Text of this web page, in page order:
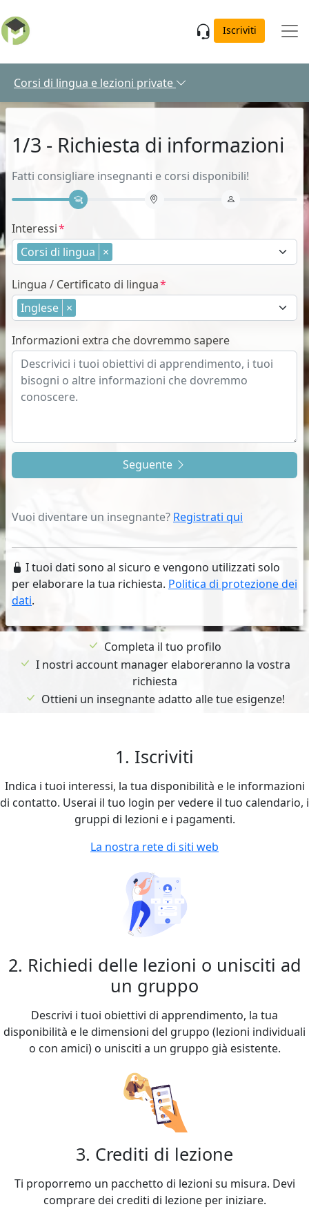
Iscriviti
Corsi di lingua e lezioni private
1/3 - Richiesta di informazioni
Fatti consigliare insegnanti e corsi disponibili!
Interessi
Corsi di lingua ×
Lingua / Certificato di lingua
Inglese ×
Informazioni extra che dovremmo sapere
Seguente
Vuoi diventare un insegnante? Registrati qui
I tuoi dati sono al sicuro e vengono utilizzati solo
per elaborare la tua richiesta. Politica di protezione dei
dati.
Completa il tuo profilo
I nostri account manager elaboreranno la vostra
richiesta
Ottieni un insegnante adatto alle tue esigenze!
1. Iscriviti
Indica i tuoi interessi, la tua disponibilità e le informazioni
di contatto. Userai il tuo login per vedere il tuo calendario, i
gruppi di lezioni e i pagamenti.
La nostra rete di siti web
2. Richiedi delle lezioni o unisciti ad
un gruppo
Descrivi i tuoi obiettivi di apprendimento, la tua
disponibilità e le dimensioni del gruppo (lezioni individuali
o con amici) o unisciti a un gruppo già esistente.
3. Crediti di lezione
Ti proporremo un pacchetto di lezioni su misura. Devi
comprare dei crediti di lezione per iniziare.